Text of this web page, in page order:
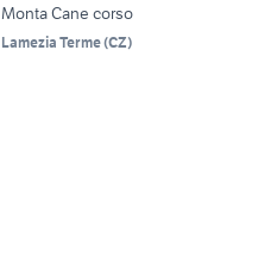
Monta Cane corso
Lamezia Terme(CZ)